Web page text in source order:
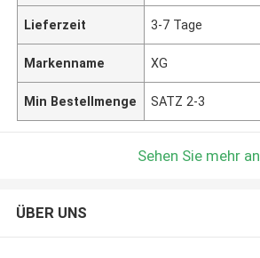
Lieferzeit 3-7 Tage
Markenname XG
Min Bestellmenge SATZ 2-3
Sehen Sie mehr an
ÜBER UNS